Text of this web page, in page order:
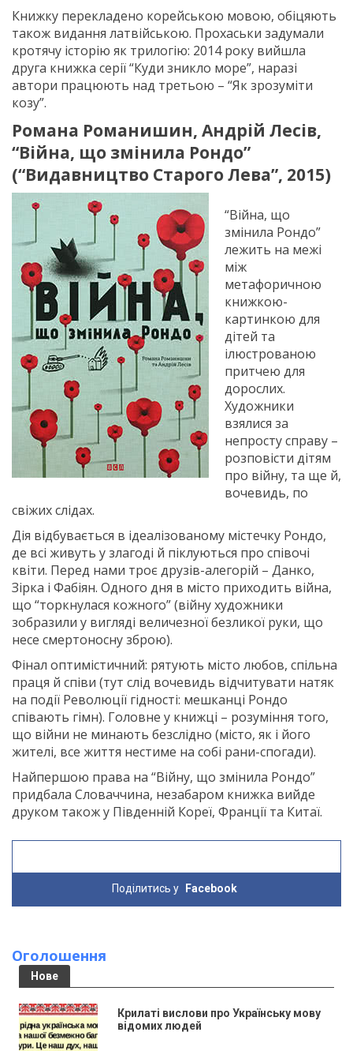
Книжку перекладено корейською мовою, обіцяють
також видання латвійською. Прохаськи задумали
кротячу історію як трилогію: 2014 року вийшла
друга книжка серії “Куди зникло море”, наразі
автори працюють над третьою – “Як зрозуміти
козу”.
Романа Романишин, Андрій Лесів,
“Війна, що змінила Рондо”
(“Видавництво Старого Лева”, 2015)
“Війна, що
змінила Рондо”
лежить на межі
між
метафоричною
книжкою-
картинкою для
дітей та
ілюстрованою
притчею для
дорослих.
Художники
взялися за
непросту справу –
розповісти дітям
про війну, та ще й,
вочевидь, по
свіжих слідах.
Дія відбувається в ідеалізованому містечку Рондо,
де всі живуть у злагоді й піклуються про співочі
квіти. Перед нами троє друзів-алегорій – Данко,
Зірка і Фабіян. Одного дня в місто приходить війна,
що “торкнулася кожного” (війну художники
зобразили у вигляді величезної безликої руки, що
несе смертоносну зброю).
Фінал оптимістичний: рятують місто любов, спільна
праця й співи (тут слід вочевидь відчитувати натяк
на події Революції гідності: мешканці Рондо
співають гімн). Головне у книжці – розуміння того,
що війни не минають безслідно (місто, як і його
жителі, все життя нестиме на собі рани-спогади).
Найпершою права на “Війну, що змінила Рондо”
придбала Словаччина, незабаром книжка вийде
друком також у Південній Кореї, Франції та Китаї.
Поділитись у Facebook
Оголошення
Нове
Крилаті вислови про Українську мову
відомих людей